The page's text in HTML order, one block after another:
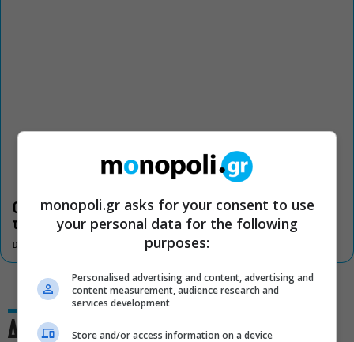
Οι «Τρωάδες» στην Επίδαυρο αλλάζουν την αντίληψη για
τον πολιτισμό
DON'T MISS
Δες και αυτό
monopoli.gr asks for your consent to use
your personal data for the following
purposes:
Personalised advertising and content, advertising and
content measurement, audience research and
services development
Store and/or access information on a device